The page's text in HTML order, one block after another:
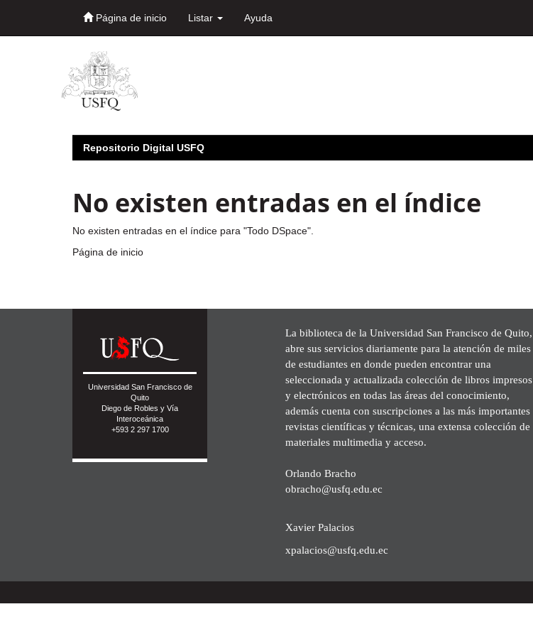
Página de inicio Listar Ayuda
Repositorio Digital USFQ
No existen entradas en el índice
No existen entradas en el índice para "Todo DSpace".
Página de inicio
Universidad San Francisco de
Quito
Diego de Robles y Vía
Interoceánica
+593 2 297 1700
La biblioteca de la Universidad San Francisco de Quito,
abre sus servicios diariamente para la atención de miles
de estudiantes en donde pueden encontrar una
seleccionada y actualizada colección de libros impresos
y electrónicos en todas las áreas del conocimiento,
además cuenta con suscripciones a las más importantes
revistas científicas y técnicas, una extensa colección de
materiales multimedia y acceso.
Orlando Bracho
obracho@usfq.edu.ec
Xavier Palacios
xpalacios@usfq.edu.ec